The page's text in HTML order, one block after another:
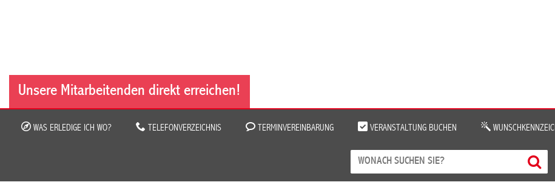
Unsere Mitarbeitenden direkt erreichen!
WAS ERLEDIGE ICH WO? TELEFONVERZEICHNIS TERMINVEREINBARUNG VERANSTALTUNG BUCHEN